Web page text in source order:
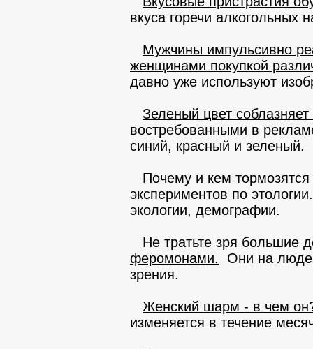
вкуса горечи алкогольных
Мужчины импульсивно
женщинами покупкой
давно уже используют
Зеленый цвет соблазняет
востребованными в
синий, красный и зеленый.
Почему и кем тормозятся
экспериментов по этологии.
экологии, демографии.
Не тратьте зря большие
феромонами. Они на
зрения.
Женский шарм - в чем
изменяется в течение